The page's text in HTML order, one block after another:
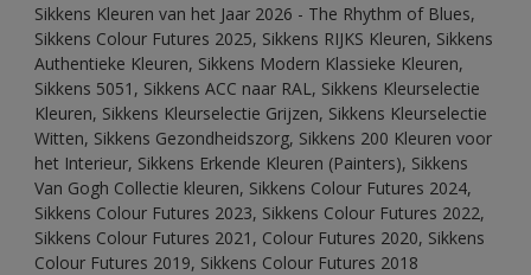
Sikkens Kleuren van het Jaar 2026 - The Rhythm of Blues,
Sikkens Colour Futures 2025, Sikkens RIJKS Kleuren, Sikkens
Authentieke Kleuren, Sikkens Modern Klassieke Kleuren,
Sikkens 5051, Sikkens ACC naar RAL, Sikkens Kleurselectie
Kleuren, Sikkens Kleurselectie Grijzen, Sikkens Kleurselectie
Witten, Sikkens Gezondheidszorg, Sikkens 200 Kleuren voor
het Interieur, Sikkens Erkende Kleuren (Painters), Sikkens
Van Gogh Collectie kleuren, Sikkens Colour Futures 2024,
Sikkens Colour Futures 2023, Sikkens Colour Futures 2022,
Sikkens Colour Futures 2021, Colour Futures 2020, Sikkens
Colour Futures 2019, Sikkens Colour Futures 2018